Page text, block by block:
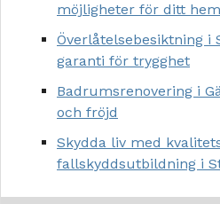
möjligheter för ditt hem
Överlåtelsebesiktning i
garanti för trygghet
Badrumsrenovering i
och fröjd
Skydda liv med
fallskyddsutbildning i